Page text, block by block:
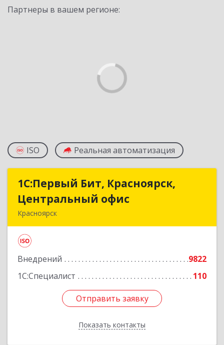
Партнеры в вашем регионе:
ISO Реальная автоматизация
1С:Первый Бит, Красноярск,
Центральный офис
Красноярск
Внедрений
9822
1С:Специалист
110
Отправить заявку
Показать контакты
1С:Первый Бит, Красноярск,
Центральный офис
Подробнее
Отправить заявку
Назад